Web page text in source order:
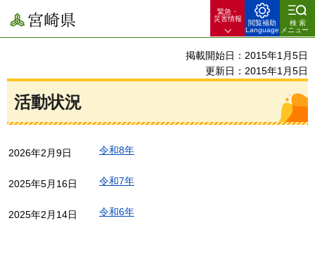
宮崎県
緊急・
災害情報
閲覧補助
Language
検索
メニュー
掲載開始日：2015年1月5日
更新日：2015年1月5日
活動状況
2026年2月9日 令和8年
2025年5月16日 令和7年
2025年2月14日 令和6年